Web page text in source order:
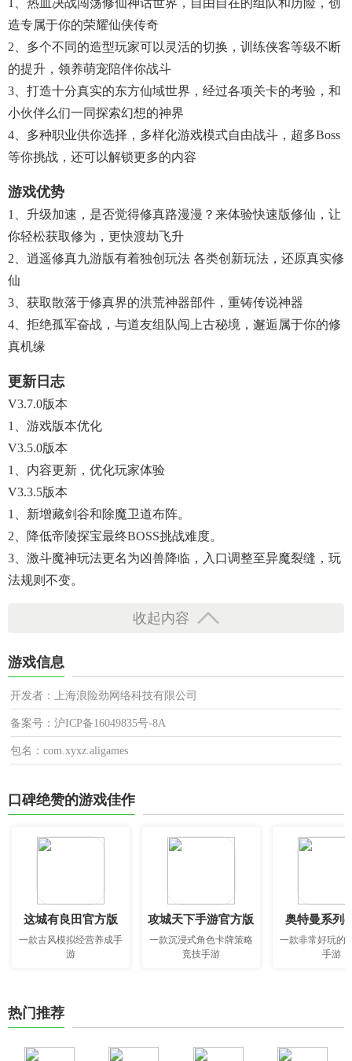
1、热血决战闯荡修仙神话世界，自由自在的组队和历险，创
造专属于你的荣耀仙侠传奇
2、多个不同的造型玩家可以灵活的切换，训练侠客等级不断
的提升，领养萌宠陪伴你战斗
3、打造十分真实的东方仙域世界，经过各项关卡的考验，和
小伙伴么们一同探索幻想的神界
4、多种职业供你选择，多样化游戏模式自由战斗，超多boss
等你挑战，还可以解锁更多的内容
游戏优势
1、升级加速，是否觉得修真路漫漫？来体验快速版修仙，让
你轻松获取修为，更快渡劫飞升
2、逍遥修真九游版有着独创玩法 各类创新玩法，还原真实修
仙
3、获取散落于修真界的洪荒神器部件，重铸传说神器
4、拒绝孤军奋战，与道友组队闯上古秘境，邂逅属于你的修
真机缘
更新日志
V3.7.0版本
1、游戏版本优化
V3.5.0版本
1、内容更新，优化玩家体验
V3.3.5版本
1、新增藏剑谷和除魔卫道布阵。
2、降低帝陵探宝最终BOSS挑战难度。
3、激斗魔神玩法更名为凶兽降临，入口调整至异魔裂缝，玩
法规则不变。
收起内容
游戏信息
开发者：上海浪险劲网络科技有限公司
备案号：沪ICP备16049835号-8A
包名：com.xyxz.aligames
口碑绝赞的游戏佳作
这城有良田官方版
一款古风模拟经营养成手
游
攻城天下手游官方版
一款沉浸式角色卡牌策略
竞技手游
奥特曼系列
一款非常好玩的
手游
热门推荐